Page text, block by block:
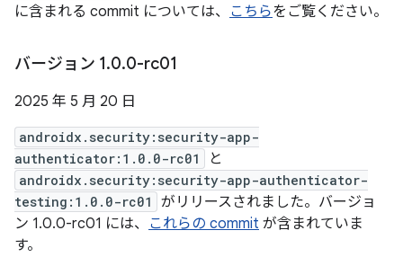
に含まれる commit については、 こちらをご覧ください。
バージョン 1.0.0-rc01
2025 年 5 月 20 日
androidx.security:security-app-
authenticator:1.0.0-rc01
と
androidx.security:security-app-authenticator-
testing:1.0.0-rc01
がリリースされました。バージョ
ン 1.0.0-rc01 には、 これらの commit が含まれていま
す。